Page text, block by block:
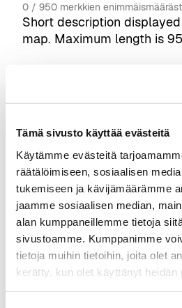
Tämä sivusto käyttää evästeitä
Käytämme evästeitä
räätälöimiseen, sosiaalisen
tukemiseen ja kävijämäärämme
jaamme sosiaalisen median,
alan kumppaneillemme tietoja
sivustoamme. Kumppanimme
tietoja muihin tietoihin, joita olet
kerätty, kun olet käyttänyt heidän
0 / 950 merkkien
Short description
map. Maximum length is
1-10
51-250
250+
Website URL*
Logo URL*
Where we can find correct